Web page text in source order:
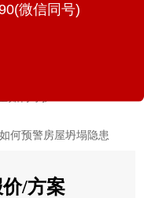
何预警房屋坍塌隐患
/方案
微信同号)